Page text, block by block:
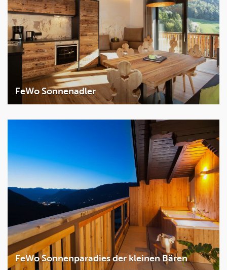
Details
FeWo Sonnenadler
Details
FeWo Sonnenparadies der kleinen Bären